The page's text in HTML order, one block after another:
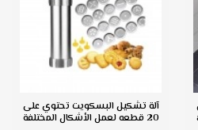
آلة تشكيل البسكويت تحتوي على
20 قطعه لعمل الأشكال المختلفة